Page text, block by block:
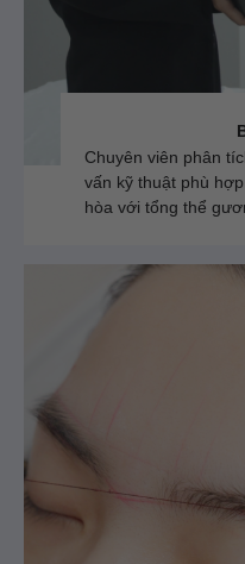
Chuyên viên phân
vấn kỹ thuật phù
hòa với tổng thể